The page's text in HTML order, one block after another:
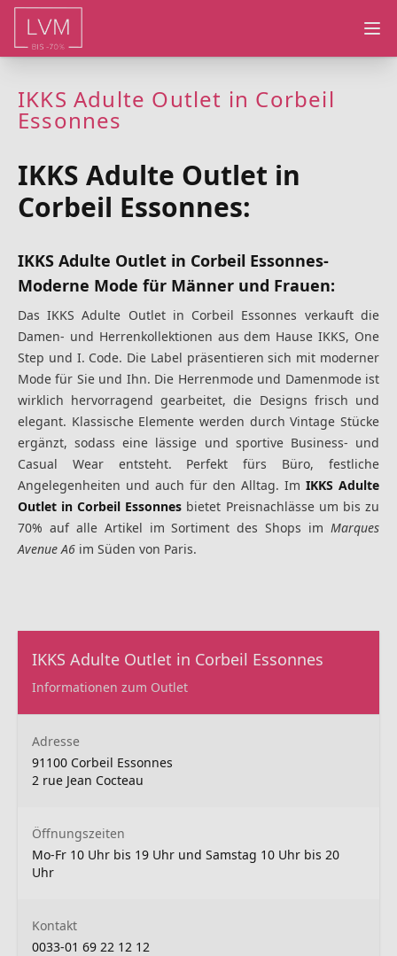
IKKS Adulte Outlet in Corbeil
Essonnes
IKKS Adulte Outlet in
Corbeil Essonnes:
IKKS Adulte Outlet in Corbeil Essonnes-
Moderne Mode für Männer und Frauen:
Das IKKS Adulte Outlet in Corbeil Essonnes verkauft die
Damen- und Herrenkollektionen aus dem Hause IKKS, One
Step und I. Code. Die Label präsentieren sich mit moderner
Mode für Sie und Ihn. Die Herrenmode und Damenmode ist
wirklich hervorragend gearbeitet, die Designs frisch und
elegant. Klassische Elemente werden durch Vintage Stücke
ergänzt, sodass eine lässige und sportive Business- und
Casual Wear entsteht. Perfekt fürs Büro, festliche
Angelegenheiten und auch für den Alltag. Im IKKS Adulte
Outlet in Corbeil Essonnes bietet Preisnachlässe um bis zu
70% auf alle Artikel im Sortiment des Shops im Marques
Avenue A6 im Süden von Paris.
IKKS Adulte Outlet in Corbeil Essonnes
Informationen zum Outlet
Adresse
91100 Corbeil Essonnes
2 rue Jean Cocteau
Öffnungszeiten
Mo-Fr 10 Uhr bis 19 Uhr und Samstag 10 Uhr bis 20
Uhr
Kontakt
0033-01 69 22 12 12